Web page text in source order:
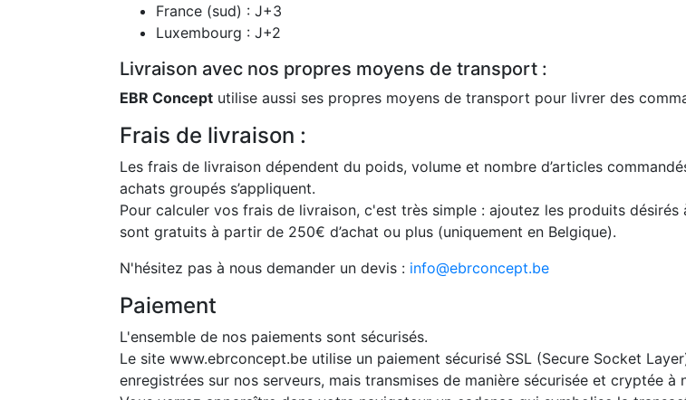
France (sud) : J+3
Luxembourg : J+2
Livraison avec nos propres moyens de transport :
EBR Concept utilise aussi ses propres moyens de transport pour livrer des
Frais de livraison :
Les frais de livraison dépendent du poids, volume et nombre d’articles
achats groupés s’appliquent.
Pour calculer vos frais de livraison, c'est très simple : ajoutez les produits
sont gratuits à partir de 250€ d’achat ou plus (uniquement en Belgique).
N'hésitez pas à nous demander un devis : info@ebrconcept.be
Paiement
L'ensemble de nos paiements sont sécurisés.
Le site www.ebrconcept.be utilise un paiement sécurisé SSL (Secure Socket
enregistrées sur nos serveurs, mais transmises de manière sécurisée et cryptée à